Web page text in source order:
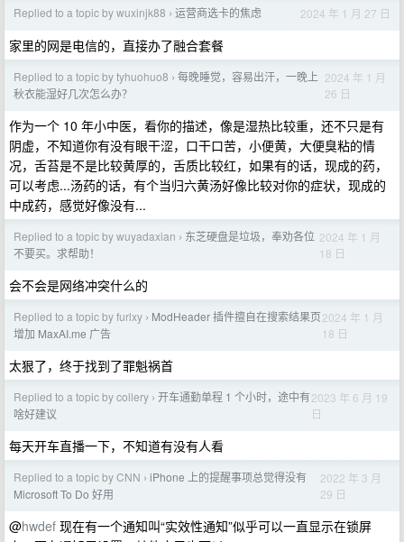
Replied to a topic by wuxinjk88 › 运营商选卡的焦虑 2024 年 1 月 27 日
家里的网是电信的，直接办了融合套餐
Replied to a topic by tyhuohuo8 › 每晚睡觉，容易出汗，一晚上
秋衣能湿好几次怎么办？
2024 年 1 月
26 日
作为一个 10 年小中医，看你的描述，像是湿热比较重，还不只是有
阴虚，不知道你有没有眼干涩，口干口苦，小便黄，大便臭粘的情
况，舌苔是不是比较黄厚的，舌质比较红，如果有的话，现成的药，
可以考虑...汤药的话，有个当归六黄汤好像比较对你的症状，现成的
中成药，感觉好像没有...
Replied to a topic by wuyadaxian › 东芝硬盘是垃圾，奉劝各位
不要买。求帮助！
2024 年 1 月
18 日
会不会是网络冲突什么的
Replied to a topic by furlxy › ModHeader 插件擅自在搜索结果页
增加 MaxAI.me 广告
2024 年 1 月
18 日
太狠了，终于找到了罪魁祸首
Replied to a topic by collery › 开车通勤单程 1 个小时，途中有
啥好建议
2023 年 6 月 19
日
每天开车直播一下，不知道有没有人看
Replied to a topic by CNN › iPhone 上的提醒事项总觉得没有
Microsoft To Do 好用
2022 年 3 月
29 日
@hwdef 现在有一个通知叫“实效性通知”似乎可以一直显示在锁屏